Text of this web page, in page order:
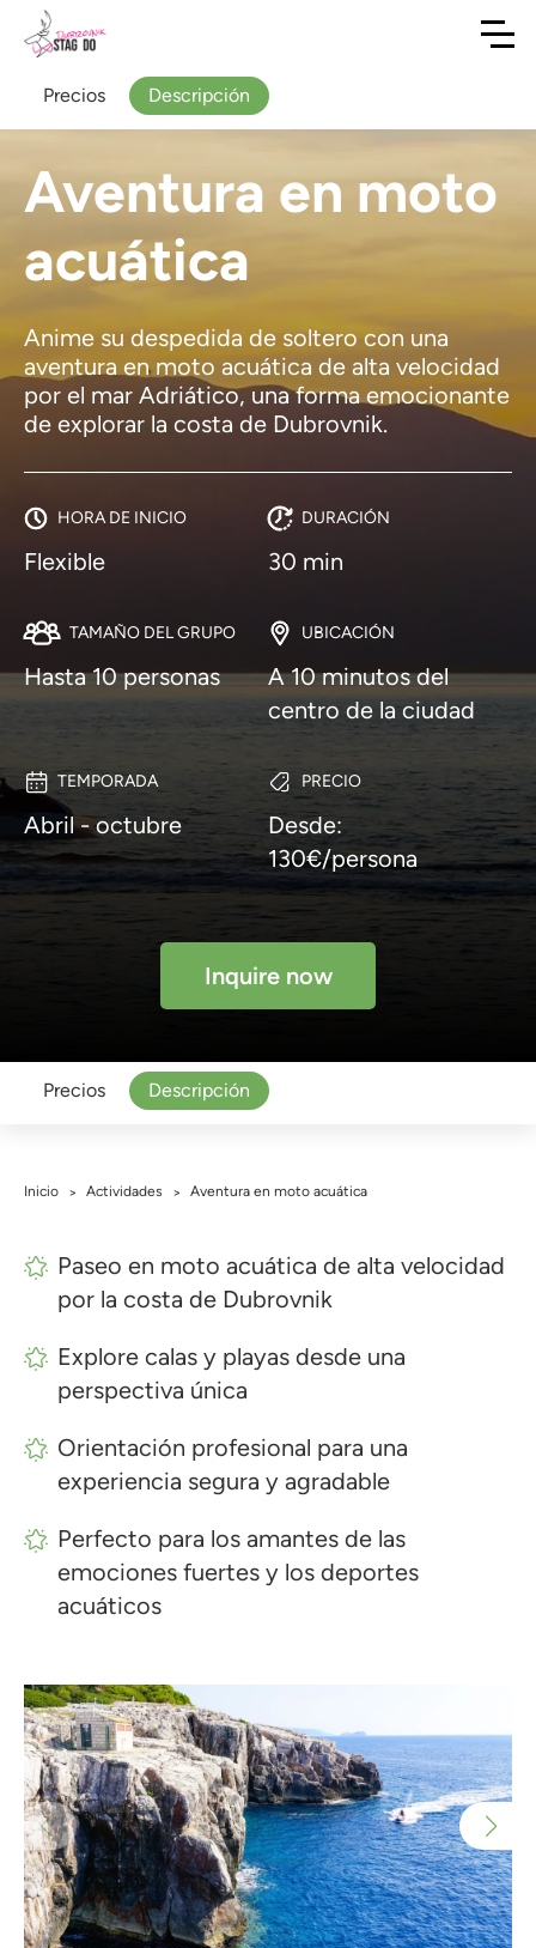
Aventura en moto
acuática
Anime su despedida de soltero con una
aventura en moto acuática de alta velocidad
por el mar Adriático, una forma emocionante
de explorar la costa de Dubrovnik.
HORA DE INICIO
Flexible
DURACIÓN
30 min
TAMAÑO DEL GRUPO
Hasta 10 personas
UBICACIÓN
A 10 minutos del
centro de la ciudad
TEMPORADA
Abril - octubre
PRECIO
Desde:
130€/persona
Inquire now
Precios Descripción
Precios Descripción
Inicio > Actividades > Aventura en moto acuática
Paseo en moto acuática de alta velocidad
por la costa de Dubrovnik
Explore calas y playas desde una
perspectiva única
Orientación profesional para una
experiencia segura y agradable
Perfecto para los amantes de las
emociones fuertes y los deportes
acuáticos